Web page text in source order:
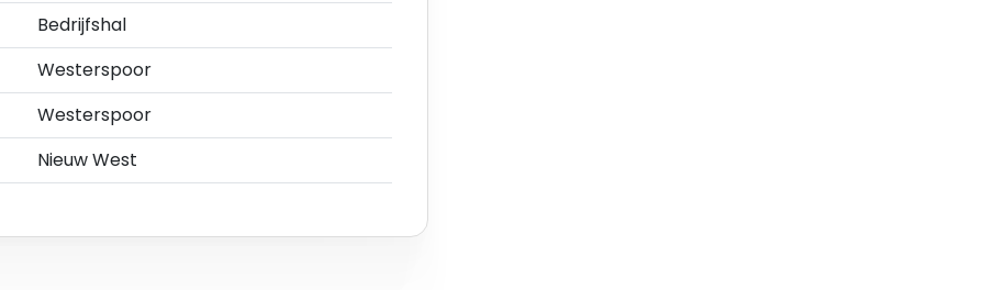
of als werkplaats.
omgeving.
(vrij van huur en gebruik)
Bedrijfshal
Westerspoor
Westerspoor
Nieuw West